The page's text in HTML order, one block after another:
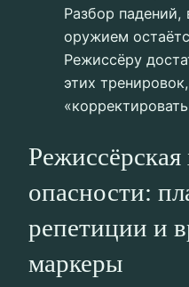
Разбор
оружием
Режиссёру
этих
опасности:
репетиции и
маркеры